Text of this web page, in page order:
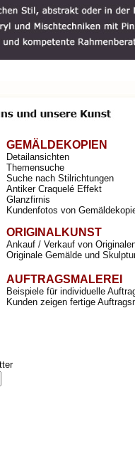
GEMÄLDEKOPIEN
Detailansichten
Themensuche
Suche nach Stilrichtungen
Antiker Craquelé Effekt
Glanzfirnis
Kundenfotos von
ORIGINALKUNST
Ankauf / Verkauf von
Originale Gemälde und
AUFTRAGSMALEREI
Beispiele für individuelle
Kunden zeigen fertige